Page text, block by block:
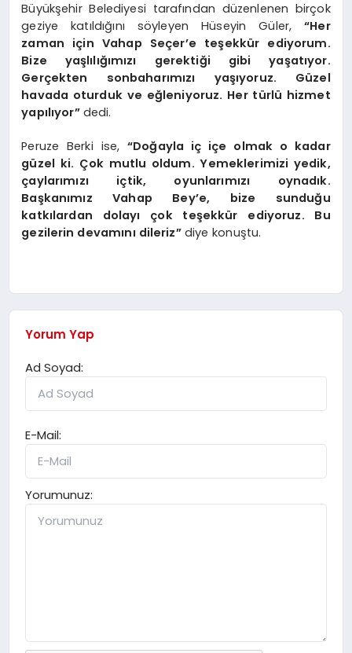
Büyükşehir Belediyesi tarafından düzenlenen birçok
geziye katıldığını söyleyen Hüseyin Güler,“Her
zaman için Vahap Seçer’e teşekkür ediyorum.
Bize yaşlılığımızı gerektiği gibi yaşatıyor.
Gerçekten sonbaharımızı yaşıyoruz. Güzel
havada oturduk ve eğleniyoruz. Her türlü hizmet
yapılıyor” dedi.
Peruze Berki ise, “Doğayla iç içe olmak o kadar
güzel ki. Çok mutlu oldum. Yemeklerimizi yedik,
çaylarımızı içtik, oyunlarımızı oynadık.
Başkanımız Vahap Bey’e, bize sunduğu
katkılardan dolayı çok teşekkür ediyoruz. Bu
gezilerin devamını dileriz” diye konuştu.
Yorum Yap
Ad Soyad:
E-Mail:
Yorumunuz: